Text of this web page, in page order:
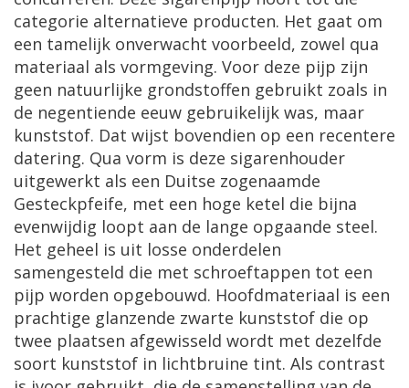
categorie alternatieve producten. Het gaat om
een tamelijk onverwacht voorbeeld, zowel qua
materiaal als vormgeving. Voor deze pijp zijn
geen natuurlijke grondstoffen gebruikt zoals in
de negentiende eeuw gebruikelijk was, maar
kunststof. Dat wijst bovendien op een recentere
datering. Qua vorm is deze sigarenhouder
uitgewerkt als een Duitse zogenaamde
Gesteckpfeife, met een hoge ketel die bijna
evenwijdig loopt aan de lange opgaande steel.
Het geheel is uit losse onderdelen
samengesteld die met schroeftappen tot een
pijp worden opgebouwd. Hoofdmateriaal is een
prachtige glanzende zwarte kunststof die op
twee plaatsen afgewisseld wordt met dezelfde
soort kunststof in lichtbruine tint. Als contrast